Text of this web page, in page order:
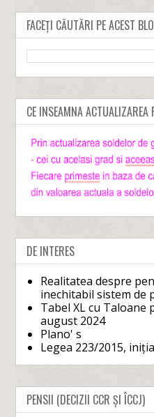
FACEȚI CĂUTĂRI PE ACEST
CE INSEAMNA
DE INTERES
Realitatea despre
inechitabil sistem de
Tabel XL cu Taloane
august 2024
Plano' s
Legea 223/2015,
PENSII (DECIZII CCR ȘI ÎCCJ)